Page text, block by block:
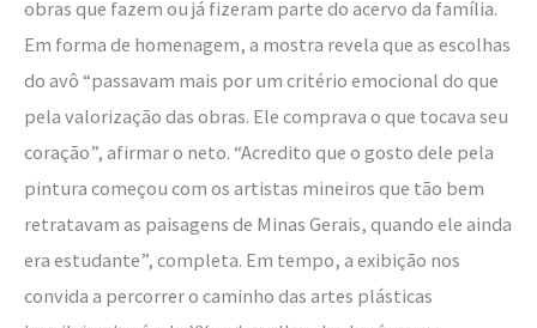
obras que fazem ou já fizeram parte do acervo da família.
Em forma de homenagem, a mostra revela que as escolhas
do avô “passavam mais por um critério emocional do que
pela valorização das obras. Ele comprava o que tocava seu
coração”, afirmar o neto. “Acredito que o gosto dele pela
pintura começou com os artistas mineiros que tão bem
retratavam as paisagens de Minas Gerais, quando ele ainda
era estudante”, completa. Em tempo, a exibição nos
convida a percorrer o caminho das artes plásticas